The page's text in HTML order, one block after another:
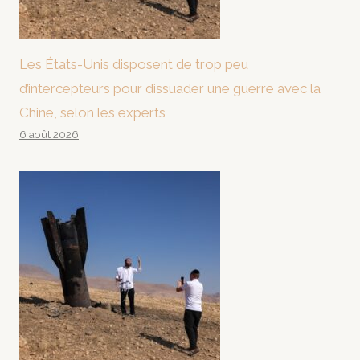
Les États-Unis disposent de trop peu
d’intercepteurs pour dissuader une guerre avec la
Chine, selon les experts
6 août 2026